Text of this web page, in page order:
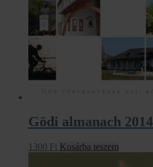
Gödi almanach 2014
1300 Ft Kosárba teszem